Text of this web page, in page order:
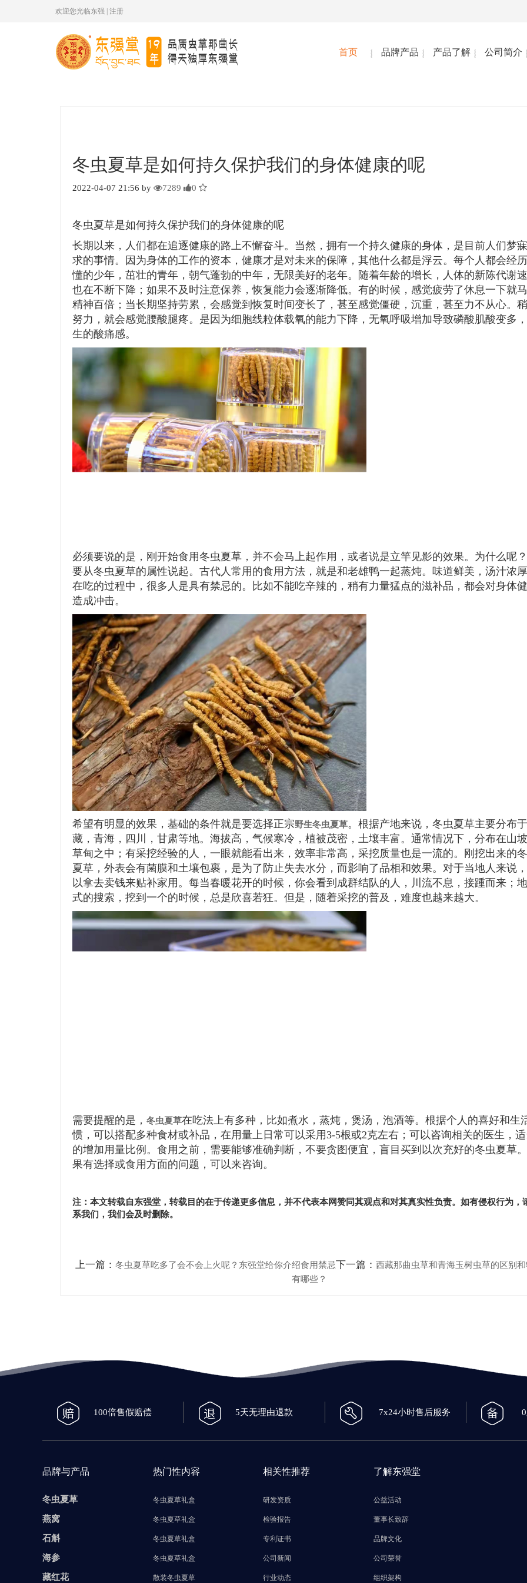
欢迎您光临东强 |注册
首页 品牌产品 产品了解 公司简介
冬虫夏草是如何持久保护我们的身体健康的呢
2022-04-07 21:56 by 7289 0
冬虫夏草是如何持久保护我们的身体健康的呢
长期以来，人们都在追逐健康的路上不懈奋斗。当然，拥有一个持久健康的身体，是目前人们梦
求的事情。因为身体的工作的资本，健康才是对未来的保障，其他什么都是浮云。每个人都会经
懂的少年，茁壮的青年，朝气蓬勃的中年，无限美好的老年。随着年龄的增长，人体的新陈代谢
也在不断下降；如果不及时注意保养，恢复能力会逐渐降低。有的时候，感觉疲劳了休息一下就
精神百倍；当长期坚持劳累，会感觉到恢复时间变长了，甚至感觉僵硬，沉重，甚至力不从心。
努力，就会感觉腰酸腿疼。是因为细胞线粒体载氧的能力下降，无氧呼吸增加导致磷酸肌酸变多
生的酸痛感。
必须要说的是，刚开始食用冬虫夏草，并不会马上起作用，或者说是立竿见影的效果。为什么呢
要从冬虫夏草的属性说起。古代人常用的食用方法，就是和老雄鸭一起蒸炖。味道鲜美，汤汁浓厚
在吃的过程中，很多人是具有禁忌的。比如不能吃辛辣的，稍有力量猛点的滋补品，都会对身体
造成冲击。
希望有明显的效果，基础的条件就是要选择正宗野生冬虫夏草。根据产地来说，冬虫夏草主要分布
藏，青海，四川，甘肃等地。海拔高，气候寒冷，植被茂密，土壤丰富。通常情况下，分布在山
草甸之中；有采挖经验的人，一眼就能看出来，效率非常高，采挖质量也是一流的。刚挖出来的
夏草，外表会有菌膜和土壤包裹，是为了防止失去水分，而影响了品相和效果。对于当地人来说
以拿去卖钱来贴补家用。每当春暖花开的时候，你会看到成群结队的人，川流不息，接踵而来；
式的搜索，挖到一个的时候，总是欣喜若狂。但是，随着采挖的普及，难度也越来越大。
需要提醒的是， 冬虫夏草在吃法上有多种，比如煮水，蒸炖，煲汤，泡酒等。根据个人的喜好和生
惯，可以搭配多种食材或补品，在用量上日常可以采用3-5根或2克左右；可以咨询相关的医生，适
的增加用量比例。食用之前，需要能够准确判断，不要贪图便宜，盲目买到以次充好的冬虫夏草
果有选择或食用方面的问题，可以来咨询。
注：本文转载自东强堂，转载目的在于传递更多信息，并不代表本网赞同其观点和对其真实性负责。如有侵权行为，
系我们，我们会及时删除。
上一篇： 冬虫夏草吃多了会不会上火呢？东强堂给你介绍食用禁忌下一篇： 西藏那曲虫草和青海玉树虫草的区别
有哪些？
100倍售假赔偿 5天无理由退款 7x24小时售后服务
品牌与产品
冬虫夏草
燕窝
石斛
海参
藏红花
热门性内容
冬虫夏草礼盒
冬虫夏草礼盒
冬虫夏草礼盒
冬虫夏草礼盒
散装冬虫夏草
相关性推荐
研发资质
检验报告
专利证书
公司新闻
行业动态
了解东强堂
公益活动
董事长致辞
品牌文化
公司荣誉
组织架构